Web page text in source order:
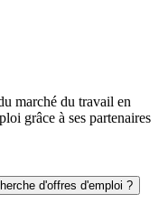
marché du travail en
grâce à ses partenaires
d'offres d'emploi ?